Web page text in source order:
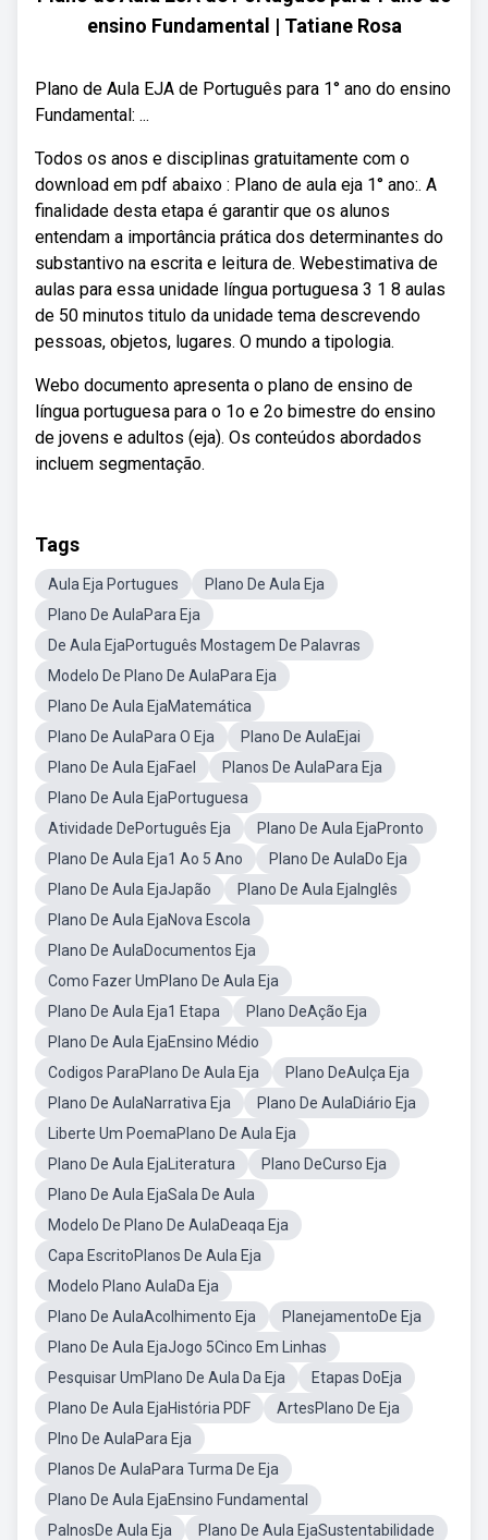
ensino Fundamental | Tatiane Rosa
Plano de Aula EJA de Português para 1° ano do ensino
Fundamental: ...
Todos os anos e disciplinas gratuitamente com o
download em pdf abaixo : Plano de aula eja 1° ano:. A
finalidade desta etapa é garantir que os alunos
entendam a importância prática dos determinantes do
substantivo na escrita e leitura de. Webestimativa de
aulas para essa unidade língua portuguesa 3 1 8 aulas
de 50 minutos titulo da unidade tema descrevendo
pessoas, objetos, lugares. O mundo a tipologia.
Webo documento apresenta o plano de ensino de
língua portuguesa para o 1o e 2o bimestre do ensino
de jovens e adultos (eja). Os conteúdos abordados
incluem segmentação.
Tags
Aula Eja Portugues
Plano De Aula Eja
Plano De AulaPara Eja
De Aula EjaPortuguês Mostagem De Palavras
Modelo De Plano De AulaPara Eja
Plano De Aula EjaMatemática
Plano De AulaPara O Eja
Plano De AulaEjai
Plano De Aula EjaFael
Planos De AulaPara Eja
Plano De Aula EjaPortuguesa
Atividade DePortuguês Eja
Plano De Aula EjaPronto
Plano De Aula Eja1 Ao 5 Ano
Plano De AulaDo Eja
Plano De Aula EjaJapão
Plano De Aula EjaInglês
Plano De Aula EjaNova Escola
Plano De AulaDocumentos Eja
Como Fazer UmPlano De Aula Eja
Plano De Aula Eja1 Etapa
Plano DeAção Eja
Plano De Aula EjaEnsino Médio
Codigos ParaPlano De Aula Eja
Plano DeAulça Eja
Plano De AulaNarrativa Eja
Plano De AulaDiário Eja
Liberte Um PoemaPlano De Aula Eja
Plano De Aula EjaLiteratura
Plano DeCurso Eja
Plano De Aula EjaSala De Aula
Modelo De Plano De AulaDeaqa Eja
Capa EscritoPlanos De Aula Eja
Modelo Plano AulaDa Eja
Plano De AulaAcolhimento Eja
PlanejamentoDe Eja
Plano De Aula EjaJogo 5Cinco Em Linhas
Pesquisar UmPlano De Aula Da Eja
Etapas DoEja
Plano De Aula EjaHistória PDF
ArtesPlano De Eja
Plno De AulaPara Eja
Planos De AulaPara Turma De Eja
Plano De Aula EjaEnsino Fundamental
PalnosDe Aula Eja
Plano De Aula EjaSustentabilidade